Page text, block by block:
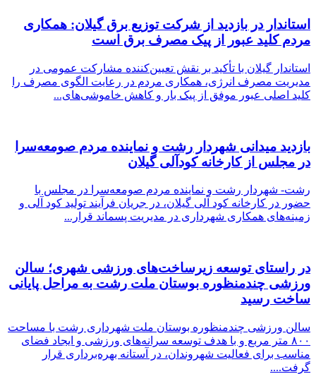
استاندار در بازدید از شرکت توزیع برق گیلان: همکاری
مردم کلید عبور از پیک مصرف برق است
استاندار گیلان با تأکید بر نقش تعیین‌کننده مشارکت عمومی در
مدیریت مصرف انرژی، همکاری مردم در رعایت الگوی مصرف را
کلید اصلی عبور موفق از پیک بار و کاهش خاموشی‌های...
بازدید میدانی شهردار رشت و نماینده مردم صومعه‌سرا
در مجلس از کارخانه کودآلی گیلان
رشت- شهردار رشت و نماینده مردم صومعه‌سرا در مجلس با
حضور در کارخانه کود آلی گیلان، در جریان فرآیند تولید کود آلی و
زمینه‌های همکاری شهرداری در مدیریت پسماند قرار...
در راستای توسعه زیرساخت‌های ورزشی شهری؛ سالن
ورزشی چندمنظوره بوستان ملت رشت به مراحل پایانی
ساخت رسید
سالن ورزشی چندمنظوره بوستان ملت شهرداری رشت با مساحت
۸۰۰ متر مربع و با هدف توسعه سرانه‌های ورزشی و ایجاد فضای
مناسب برای فعالیت شهروندان، در آستانه بهره‌برداری قرار
گرفت....